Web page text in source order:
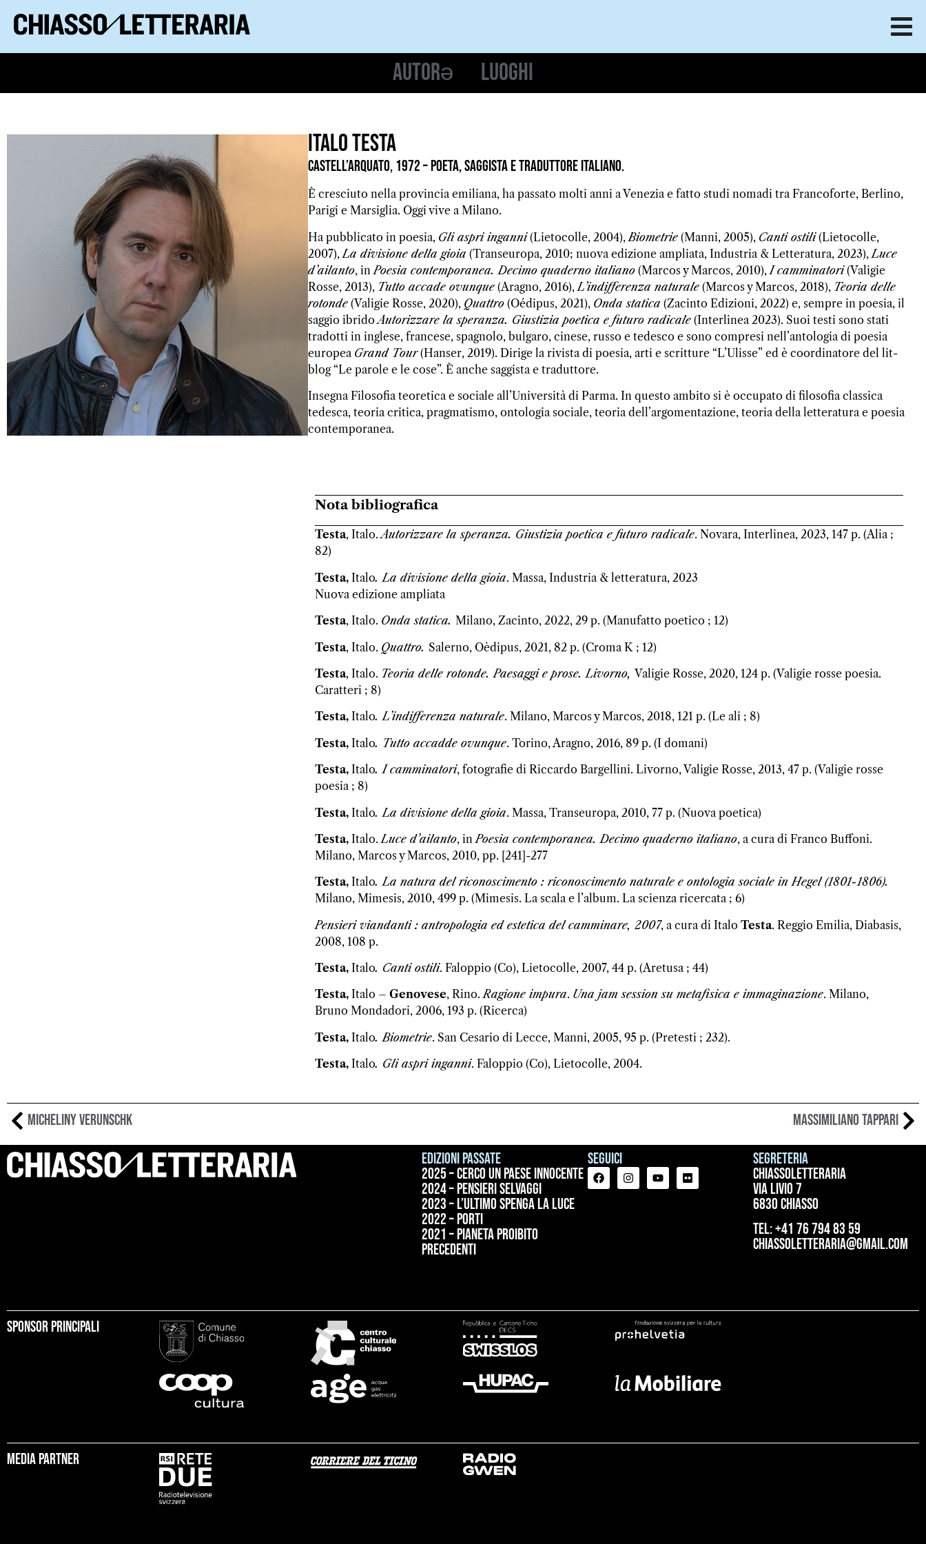
Autorə Luoghi
Italo Testa
Castell’Arquato, 1972 – poeta, saggista e traduttore italiano.
È cresciuto nella provincia emiliana, ha passato molti anni a Venezia e fatto studi nomadi tra Francoforte, Berlino,
Parigi e Marsiglia. Oggi vive a Milano.
Ha pubblicato in poesia, Gli aspri inganni(Lietocolle, 2004), Biometrie(Manni, 2005), Canti ostili(Lietocolle,
2007), La divisione della gioia (Transeuropa, 2010; nuova edizione ampliata, Industria & Letteratura, 2023), Luce
d’ailanto, in Poesia contemporanea. Decimo quaderno italiano(Marcos y Marcos, 2010), I camminatori(Valigie
Rosse, 2013), Tutto accade ovunque(Aragno, 2016), L’indifferenza naturale(Marcos y Marcos, 2018), Teoria delle
rotonde(Valigie Rosse, 2020), Quattro(Oédipus, 2021), Onda statica (Zacinto Edizioni, 2022) e, sempre in poesia, il
saggio ibridoAutorizzare la speranza. Giustizia poetica e futuro radicale(Interlinea 2023). Suoi testi sono stati
tradotti in inglese, francese, spagnolo, bulgaro, cinese, russo e tedesco e sono compresi nell’antologia di poesia
europea Grand Tour(Hanser, 2019). Dirige la rivista di poesia, arti e scritture “L’Ulisse” ed è coordinatore del lit-
blog “Le parole e le cose”. È anche saggista e traduttore.
Insegna Filosofia teoretica e sociale all’Università di Parma. In questo ambito si è occupato di filosofia classica
tedesca, teoria critica, pragmatismo, ontologia sociale, teoria dell’argomentazione, teoria della letteratura e poesia
contemporanea.
Nota bibliografica
Testa, Italo.Autorizzare la speranza. Giustizia poetica e futuro radicale. Novara, Interlinea, 2023, 147 p. (Alia ;
82)
Testa, Italo. La divisione della gioia. Massa, Industria & letteratura, 2023
Nuova edizione ampliata
Testa, Italo. Onda statica. Milano, Zacinto, 2022, 29 p. (Manufatto poetico ; 12)
Testa, Italo. Quattro. Salerno, Oèdipus, 2021, 82 p. (Croma K ; 12)
Testa, Italo. Teoria delle rotonde. Paesaggi e prose. Livorno, Valigie Rosse, 2020, 124 p. (Valigie rosse poesia.
Caratteri ; 8)
Testa, Italo.L’indifferenza naturale. Milano, Marcos y Marcos, 2018, 121 p. (Le ali ; 8)
Testa, Italo. Tutto accadde ovunque. Torino, Aragno, 2016, 89 p. (I domani)
Testa, Italo.I camminatori, fotografie di Riccardo Bargellini. Livorno, Valigie Rosse, 2013, 47 p. (Valigie rosse
poesia ; 8)
Testa, Italo. La divisione della gioia. Massa, Transeuropa, 2010, 77 p. (Nuova poetica)
Testa, Italo. Luce d’ailanto, in Poesia contemporanea. Decimo quaderno italiano, a cura di Franco Buffoni.
Milano, Marcos y Marcos, 2010, pp. [241]-277
Testa, Italo.La natura del riconoscimento : riconoscimento naturale e ontologia sociale in Hegel (1801-1806).
Milano, Mimesis, 2010, 499 p. (Mimesis. La scala e l’album. La scienza ricercata ; 6)
Pensieri viandanti : antropologia ed estetica del camminare, 2007, a cura di Italo Testa. Reggio Emilia, Diabasis,
2008, 108 p.
Testa, Italo. Canti ostili. Faloppio (Co), Lietocolle, 2007, 44 p. (Aretusa ; 44)
Testa, Italo – Genovese, Rino.Ragione impura. Una jam session su metafisica e immaginazione. Milano,
Bruno Mondadori, 2006, 193 p. (Ricerca)
Testa, Italo. Biometrie. San Cesario di Lecce, Manni, 2005, 95 p. (Pretesti ; 232).
Testa, Italo. Gli aspri inganni. Faloppio (Co), Lietocolle, 2004.
Micheliny Verunschk Massimiliano Tappari
Edizioni passate
2025 – Cerco un paese innocente
2024 – Pensieri selvaggi
2023 – L’ultimo spenga la luce
2022 – Porti
2021 – Pianeta proibito
precedenti
Seguici
Segreteria
ChiassoLetteraria
Via Livio 7
6830 Chiasso
tel: +41 76 794 83 59
chiassoletteraria@gmail.com
Sponsor principali
Media partner